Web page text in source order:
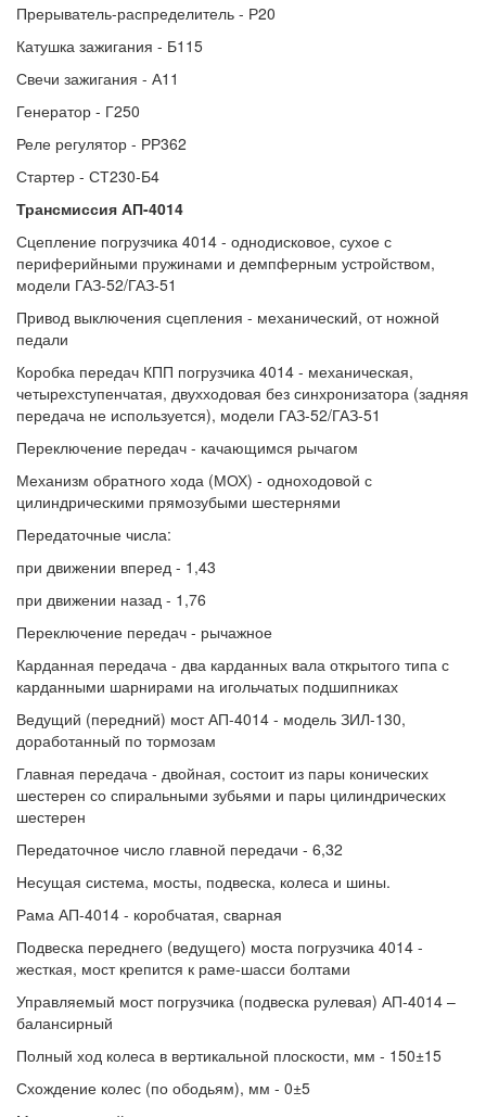
Прерыватель-распределитель - Р20
Катушка зажигания - Б115
Свечи зажигания - А11
Генератор - Г250
Реле регулятор - РР362
Стартер - СТ230-Б4
Трансмиссия АП-4014
Сцепление погрузчика 4014 - однодисковое, сухое с
периферийными пружинами и демпферным устройством,
модели ГАЗ-52/ГАЗ-51
Привод выключения сцепления - механический, от ножной
педали
Коробка передач КПП погрузчика 4014 - механическая,
четырехступенчатая, двухходовая без синхронизатора (задняя
передача не используется), модели ГАЗ-52/ГАЗ-51
Переключение передач - качающимся рычагом
Механизм обратного хода (МОХ) - одноходовой с
цилиндрическими прямозубыми шестернями
Передаточные числа:
при движении вперед - 1,43
при движении назад - 1,76
Переключение передач - рычажное
Карданная передача - два карданных вала открытого типа с
карданными шарнирами на игольчатых подшипниках
Ведущий (передний) мост АП-4014 - модель ЗИЛ-130,
доработанный по тормозам
Главная передача - двойная, состоит из пары конических
шестерен со спиральными зубьями и пары цилиндрических
шестерен
Передаточное число главной передачи - 6,32
Несущая система, мосты, подвеска, колеса и шины.
Рама АП-4014 - коробчатая, сварная
Подвеска переднего (ведущего) моста погрузчика 4014 -
жесткая, мост крепится к раме-шасси болтами
Управляемый мост погрузчика (подвеска рулевая) АП-4014 –
балансирный
Полный ход колеса в вертикальной плоскости, мм - 150±15
Схождение колес (по ободьям), мм - 0±5